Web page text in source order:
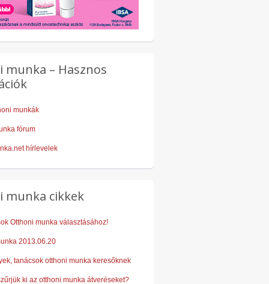
– Hasznos
munkák
fórum
hírlevelek
munka cikkek
Otthoni munka választásához!
2013.06.20
tanácsok otthoni munka keresőknek
ki az otthoni munka átveréseket?